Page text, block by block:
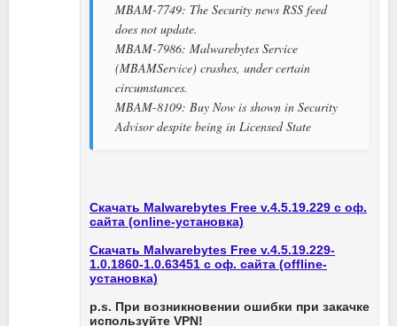
MBAM-7749: The Security news RSS feed
does not update.
MBAM-7986: Malwarebytes Service
(MBAMService) crashes, under certain
circumstances.
MBAM-8109: Buy Now is shown in Security
Advisor despite being in Licensed State
Скачать Malwarebytes Free v.4.5.19.229 с оф.
сайта (online-установка)
Скачать Malwarebytes Free v.4.5.19.229-
1.0.1860-1.0.63451 с оф. сайта (offline-
установка)
p.s. При возникновении ошибки при закачке
используйте VPN!